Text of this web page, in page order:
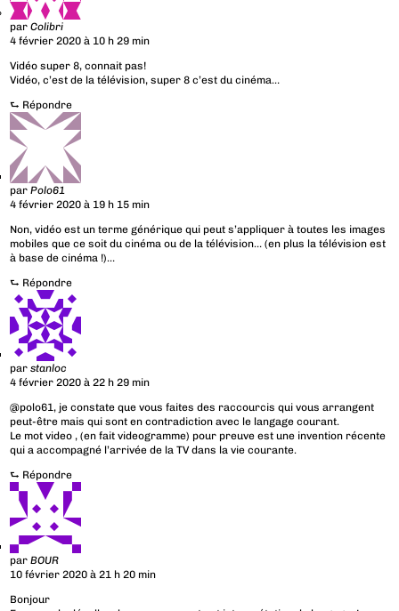
parColibri
4 février 2020 à 10 h 29 min
Vidéo super 8, connait pas!
Vidéo, c’est de la télévision, super 8 c’est du cinéma…
⮑ Répondre
parPolo61
4 février 2020 à 19 h 15 min
Non, vidéo est un terme générique qui peut s’appliquer à toutes les images
mobiles que ce soit du cinéma ou de la télévision… (en plus la télévision est
à base de cinéma !)…
⮑ Répondre
parstanloc
4 février 2020 à 22 h 29 min
@polo61, je constate que vous faites des raccourcis qui vous arrangent
peut-être mais qui sont en contradiction avec le langage courant.
Le mot video , (en fait videogramme) pour preuve est une invention récente
qui a accompagné l’arrivée de la TV dans la vie courante.
⮑ Répondre
parBOUR
10 février 2020 à 21 h 20 min
Bonjour